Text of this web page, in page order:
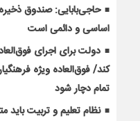
حاجی‌بابایی: صندوق
اساسی و دائمی است
دولت برای اجرای
کند/ فوق‌العاده ویژه
تمام دچار شود
نظام تعلیم و تربیت باید